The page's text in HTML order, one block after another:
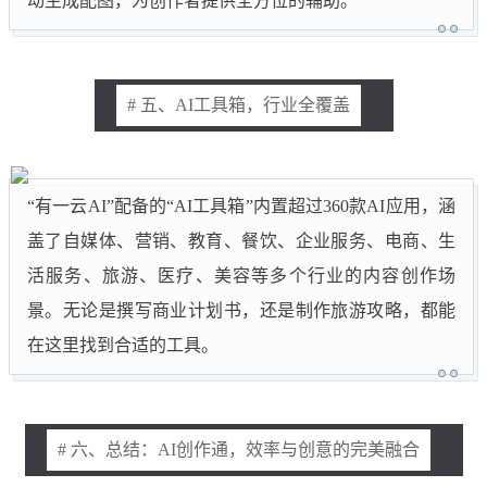
# 五、AI工具箱，行业全覆盖
“有一云AI”配备的“AI工具箱”内置超过360款AI应用，涵
盖了自媒体、营销、教育、餐饮、企业服务、电商、生
活服务、旅游、医疗、美容等多个行业的内容创作场
景。无论是撰写商业计划书，还是制作旅游攻略，都能
在这里找到合适的工具。
# 六、总结：AI创作通，效率与创意的完美融合